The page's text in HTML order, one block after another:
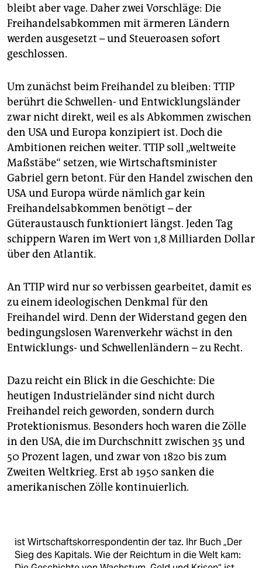
bleibt aber vage. Daher zwei Vorschläge: Die
Freihandelsabkommen mit ärmeren Ländern
werden ausgesetzt – und Steueroasen sofort
geschlossen.
Um zunächst beim Freihandel zu bleiben: TTIP
berührt die Schwellen- und Entwicklungsländer
zwar nicht direkt, weil es als Abkommen zwischen
den USA und Europa konzipiert ist. Doch die
Ambitionen reichen weiter. TTIP soll „weltweite
Maßstäbe“ setzen, wie Wirtschaftsminister
Gabriel gern betont. Für den Handel zwischen den
USA und Europa würde nämlich gar kein
Freihandelsabkommen benötigt – der
Güteraustausch funktioniert längst. Jeden Tag
schippern Waren im Wert von 1,8 Milliarden Dollar
über den Atlantik.
An TTIP wird nur so verbissen gearbeitet, damit es
zu einem ideologischen Denkmal für den
Freihandel wird. Denn der Widerstand gegen den
bedingungslosen Warenverkehr wächst in den
Entwicklungs- und Schwellenländern – zu Recht.
Dazu reicht ein Blick in die Geschichte: Die
heutigen Industrieländer sind nicht durch
Freihandel reich geworden, sondern durch
Protektionismus. Besonders hoch waren die Zölle
in den USA, die im Durchschnitt zwischen 35 und
50 Prozent lagen, und zwar von 1820 bis zum
Zweiten Weltkrieg. Erst ab 1950 sanken die
amerikanischen Zölle kontinuierlich.
ist Wirtschaftskorrespondentin der taz. Ihr Buch „Der
Sieg des Kapitals. Wie der Reichtum in die Welt kam: